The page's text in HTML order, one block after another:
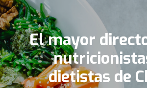
El mayor
dietistas de